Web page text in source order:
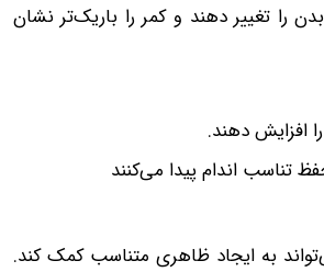
را تغییر دهند و کمر را باریک‌تر نشان
افزایش دهند.
تناسب اندام پیدا می‌کنند
به ایجاد ظاهری متناسب کمک کند.